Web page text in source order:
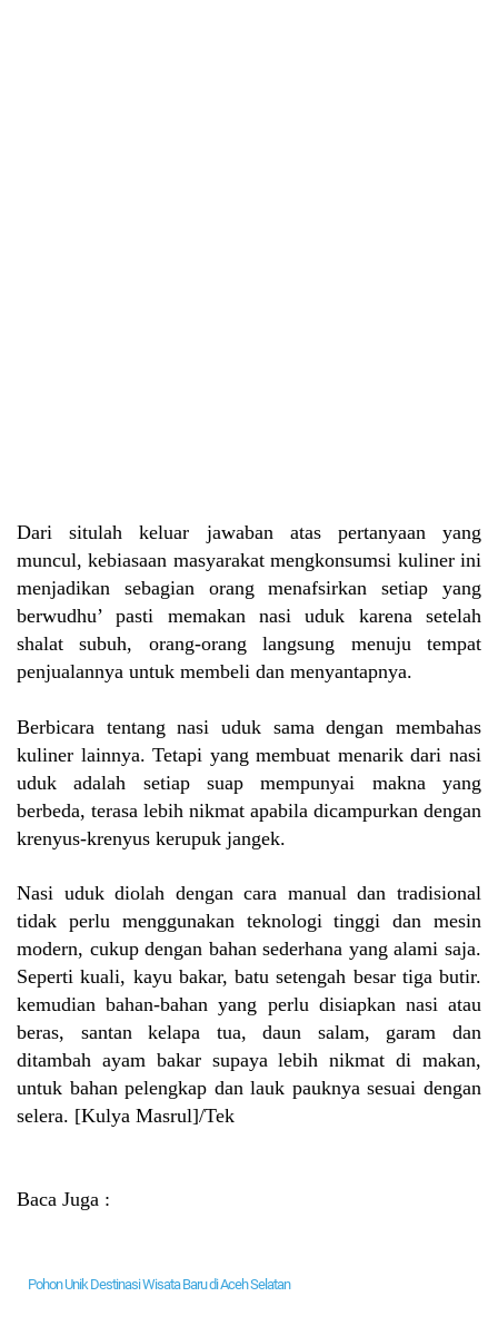
Dari situlah keluar jawaban atas pertanyaan yang
muncul, kebiasaan masyarakat mengkonsumsi kuliner ini
menjadikan sebagian orang menafsirkan setiap yang
berwudhu’ pasti memakan nasi uduk karena setelah
shalat subuh, orang-orang langsung menuju tempat
penjualannya untuk membeli dan menyantapnya.
Berbicara tentang nasi uduk sama dengan membahas
kuliner lainnya. Tetapi yang membuat menarik dari nasi
uduk adalah setiap suap mempunyai makna yang
berbeda, terasa lebih nikmat apabila dicampurkan dengan
krenyus-krenyus kerupuk jangek.
Nasi uduk diolah dengan cara manual dan tradisional
tidak perlu menggunakan teknologi tinggi dan mesin
modern, cukup dengan bahan sederhana yang alami saja.
Seperti kuali, kayu bakar, batu setengah besar tiga butir.
kemudian bahan-bahan yang perlu disiapkan nasi atau
beras, santan kelapa tua, daun salam, garam dan
ditambah ayam bakar supaya lebih nikmat di makan,
untuk bahan pelengkap dan lauk pauknya sesuai dengan
selera. [Kulya Masrul]/Tek
Baca Juga :
Pohon Unik Destinasi Wisata Baru di Aceh Selatan